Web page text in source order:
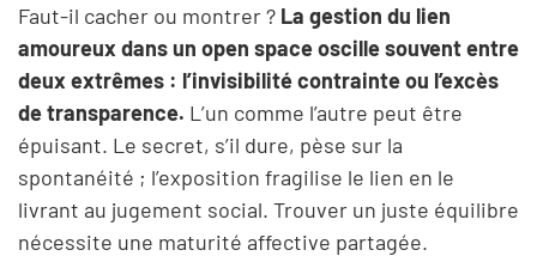
Faut-il cacher ou montrer ? La gestion du lien
amoureux dans un open space oscille souvent entre
deux extrêmes : l’invisibilité contrainte ou l’excès
de transparence. L’un comme l’autre peut être
épuisant. Le secret, s’il dure, pèse sur la
spontanéité ; l’exposition fragilise le lien en le
livrant au jugement social. Trouver un juste équilibre
nécessite une maturité affective partagée.